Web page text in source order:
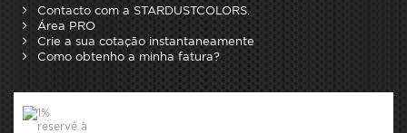
Contacto com a STARDUSTCOLORS.
Área PRO
Crie a sua cotação instantaneamente
Como obtenho a minha fatura?